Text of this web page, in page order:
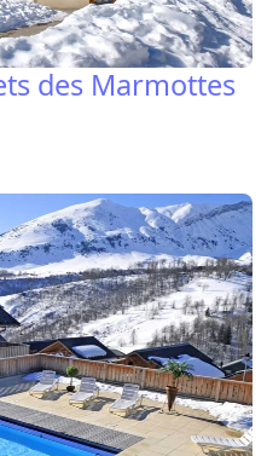
des Marmottes